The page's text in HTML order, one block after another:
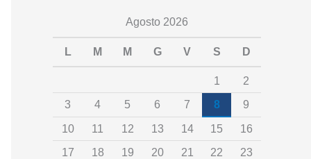
r
c
a
Agosto 2026
L M M G V S D
1
2
3
4 5 6 7 8 9
10 11 12 13 14 15
16
17
18 19 20 21 22
23